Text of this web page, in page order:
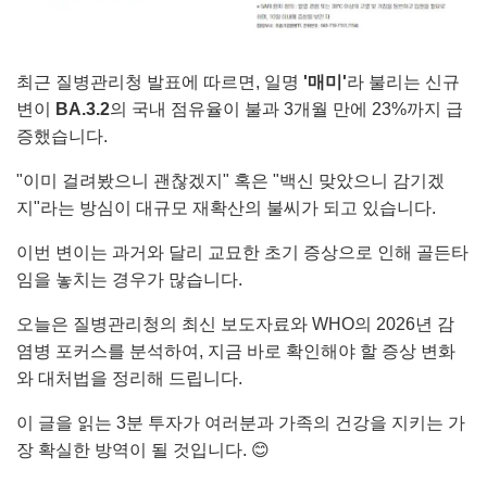
최근 질병관리청 발표에 따르면, 일명 '매미'라 불리는 신규
변이
BA.3.2의 국내 점유율이 불과 3개월 만에 23%까지 급
증했습니다.
"이미 걸려봤으니 괜찮겠지" 혹은 "백신 맞았으니 감기겠
지"라는 방심이 대규모 재확산의 불씨가 되고 있습니다.
이번 변이는 과거와 달리 교묘한 초기 증상으로 인해 골든타
임을 놓치는 경우가 많습니다.
오늘은 질병관리청의 최신 보도자료와 WHO의 2026년 감
염병 포커스를 분석하여, 지금 바로 확인해야 할 증상 변화
와 대처법을 정리해 드립니다.
이 글을 읽는 3분 투자가 여러분과 가족의 건강을 지키는 가
장 확실한 방역이 될 것입니다. 😊